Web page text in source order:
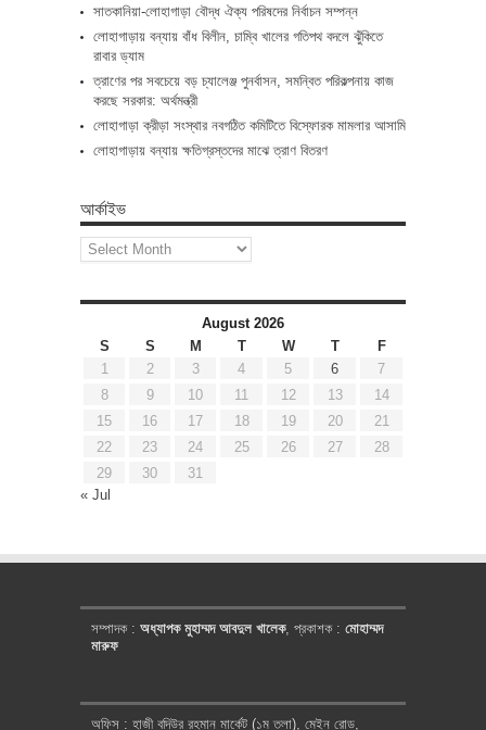
সাতকানিয়া-লোহাগাড়া বৌদ্ধ ঐক্য পরিষদের নির্বাচন সম্পন্ন
লোহাগাড়ায় বন্যায় বাঁধ বিলীন, চাম্বি খালের গতিপথ বদলে ঝুঁকিতে
রাবার ড্যাম
ত্রাণের পর সবচেয়ে বড় চ্যালেঞ্জ পুনর্বাসন, সমন্বিত পরিকল্পনায় কাজ
করছে সরকার: অর্থমন্ত্রী
লোহাগাড়া ক্রীড়া সংস্থার নবগঠিত কমিটিতে বিস্ফোরক মামলার আসামি
লোহাগাড়ায় বন্যায় ক্ষতিগ্রস্তদের মাঝে ত্রাণ বিতরণ
আর্কাইভ
আর্কাইভ
August 2026
S
S M T W T
F
1
2 3 4 5 6
7
8
9 10 11 12 13
14
15
16 17 18 19 20
21
22
23 24 25 26 27
28
29
30
31
« Jul
সম্পাদক : অধ্যাপক মুহাম্মদ আবদুল খালেক, প্রকাশক : মোহাম্মদ
মারুফ
অফিস : হাজী বদিউর রহমান মার্কেট (১ম তলা), মেইন রোড,